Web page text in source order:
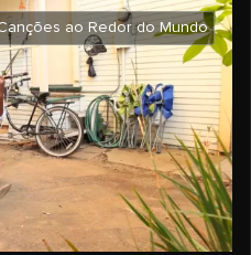
ao Redor do Mundo